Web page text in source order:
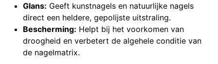
Glans: Geeft kunstnagels en natuurlijke nagels
direct een heldere, gepolijste uitstraling.
Bescherming: Helpt bij het voorkomen van
droogheid en verbetert de algehele conditie van
de nagelmatrix.